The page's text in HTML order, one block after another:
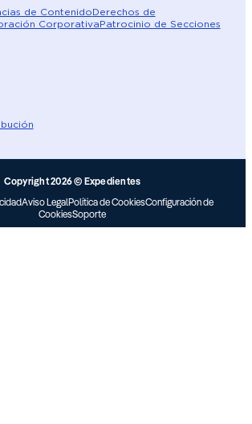
de ContenidoDerechos de
CorporativaPatrocinio de Secciones
Copyright 2026 © Expedientes
Aviso LegalPolítica de CookiesConfiguración de
CookiesSoporte